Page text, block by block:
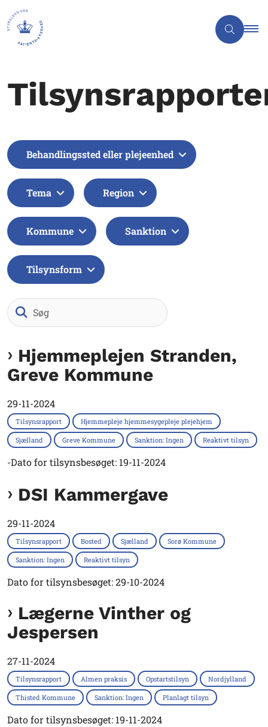
Behandlingssted eller plejeenhed
Tema Region
Kommune Sanktion
Tilsynsform
Hjemmeplejen Stranden,
Greve Kommune
29-11-2024
Tilsynsrapport Hjemmepleje hjemmesygepleje plejehjem
Sjælland Greve Kommune Sanktion: Ingen Reaktivt tilsyn
-Dato for tilsynsbesøget: 19-11-2024
DSI Kammergave
29-11-2024
Tilsynsrapport Bosted Sjælland Sorø Kommune
Sanktion: Ingen Reaktivt tilsyn
Dato for tilsynsbesøget: 29-10-2024
Lægerne Vinther og
Jespersen
27-11-2024
Tilsynsrapport Almen praksis Opstartstilsyn Nordjylland
Thisted Kommune Sanktion: Ingen Planlagt tilsyn
Dato for tilsynsbesøget: 19-11-2024